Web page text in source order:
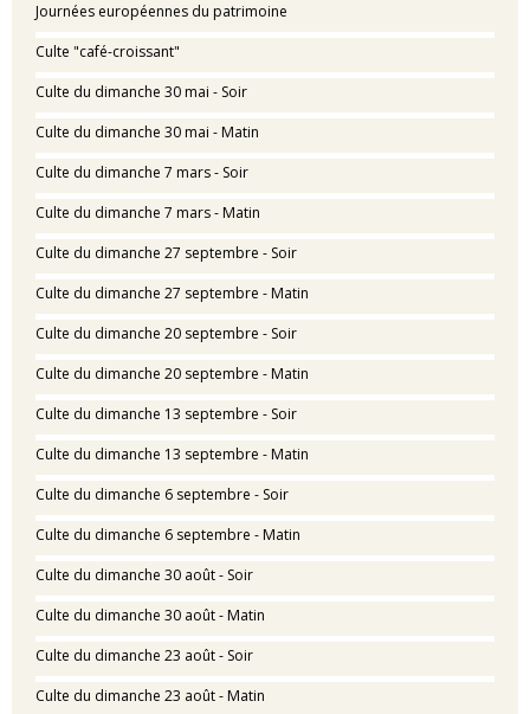
Journées européennes du patrimoine
Culte "café-croissant"
Culte du dimanche 30 mai - Soir
Culte du dimanche 30 mai - Matin
Culte du dimanche 7 mars - Soir
Culte du dimanche 7 mars - Matin
Culte du dimanche 27 septembre - Soir
Culte du dimanche 27 septembre - Matin
Culte du dimanche 20 septembre - Soir
Culte du dimanche 20 septembre - Matin
Culte du dimanche 13 septembre - Soir
Culte du dimanche 13 septembre - Matin
Culte du dimanche 6 septembre - Soir
Culte du dimanche 6 septembre - Matin
Culte du dimanche 30 août - Soir
Culte du dimanche 30 août - Matin
Culte du dimanche 23 août - Soir
Culte du dimanche 23 août - Matin